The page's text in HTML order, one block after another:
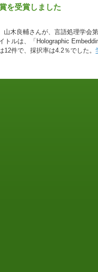
を受賞しました
木良輔さんが、言語処理学会
トルは、「Holographic
件で、採択率は4.2％でした。